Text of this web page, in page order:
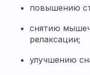
повышению
снятию
релаксации;
улучшению